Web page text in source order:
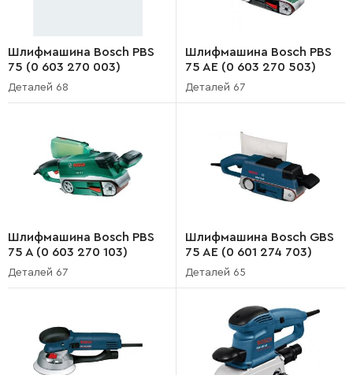
Шлифмашина Bosch PBS
75 (0 603 270 003)
Деталей 68
Шлифмашина Bosch PBS
75 AE (0 603 270 503)
Деталей 67
Шлифмашина Bosch PBS
75 A (0 603 270 103)
Деталей 67
Шлифмашина Bosch GBS
75 AE (0 601 274 703)
Деталей 65